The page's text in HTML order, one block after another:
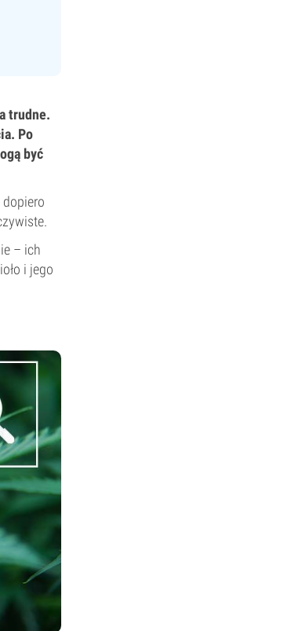
trudne.
Po
być
dopiero
– ich
i jego